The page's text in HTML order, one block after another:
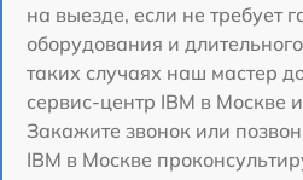
на выезде, если не требует
оборудования и
таких случаях наш мастер
сервис-центр IBM в Москве
Закажите звонок или
IBM в Москве